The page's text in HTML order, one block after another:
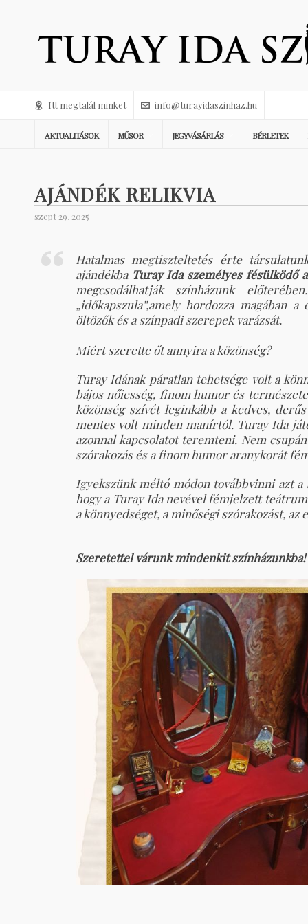
Itt megtalál minket info@turayidaszinhaz.hu
AKTUALITÁSOK MŰSOR JEGYVÁSÁRLÁS BÉRLETEK
AJÁNDÉK RELIKVIA
szept 29, 2025
Hatalmas megtiszteltetés érte
ajándékbaTuray Ida személyes fésülködő
megcsodálhatják színházunk
„időkapszula”,amely hordozza magában
öltözők és a színpadi szerepek varázsát.
Miért szerette őt annyira a közönség?
Turay Idának páratlan tehetsége volt a
bájos nőiesség, finom humor és
közönség szívét leginkább a kedves,
mentes volt minden manírtól. Turay Ida
azonnal kapcsolatot teremteni. Nem
szórakozás és a finom humor aranykorát
Igyekszünk méltó módon továbbvinni azt
hogy a Turay Ida nevével fémjelzett
a könnyedséget, a minőségi szórakozást,
Szeretettel várunk mindenkit színházunkba!